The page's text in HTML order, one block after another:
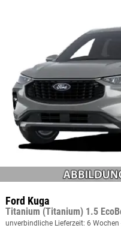
Ford Kuga
unverbindliche Lieferzeit: 6 Wochen